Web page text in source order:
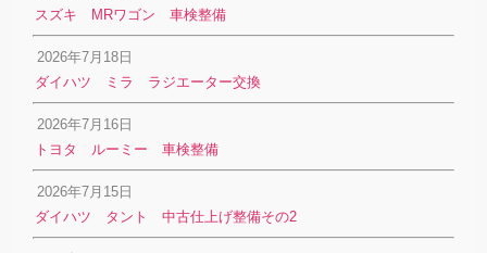
スズキ MRワゴン 車検整備
2026年7月18日
ダイハツ ミラ ラジエーター交換
2026年7月16日
トヨタ ルーミー 車検整備
2026年7月15日
ダイハツ タント 中古仕上げ整備その2